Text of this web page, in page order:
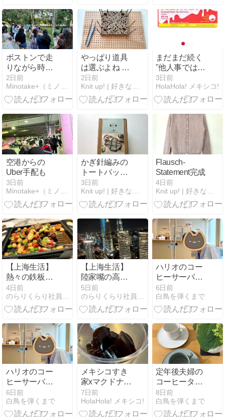
ボストンで走
りながら時差
ぼけを直す
2日前
Minotake+（ミノタケプラス）in Boston
やっぱり道具
は選ぶよね 〜
かぎ針編みの
トートバッグ
（DIY-KIT）
2日前
Knit up! | 好きなものを「編み上げる」
まだまだ続く
"他人事ではな
い アメリカの
寄生虫問題"
3日前
HolaHola! メキシコ!
空港からの
Uber手配も
3日前
Minotake+（ミノタケプラス）in Boston
かぎ針編みの
トートバッグ
が出来るDIY
キットを買っ
ちゃった！
3日前
Knit up! | 好きなものを「編み上げる」
Flausch-
Statement完成
4日前
Knit up! | 好きなものを「編み上げる」
【上海生活】
熱々の鉄板か
ら氷上の小龙
虾まで！色と
りどりの本格
能した一日
【中国飯グル
メブログ】
4日前
【上海生活】
陸家嘴の高層
ビル群
5日前
ハリオのコー
ヒーサーバー
とドリッパ
ー、それから
夫の入院
6日前
白鳥を弾くまで
ハリオのコー
ヒーサーバー
とドリッパ
ー、それから
夫の入院
6日前
白鳥を弾くまで
メキシコすき
家xマクドナル
ド 勝手にコラ
ボ
7日前
HolaHola! メキシコ!
定年後夫婦の
コーヒータイ
ム
8日前
白鳥を弾くまで